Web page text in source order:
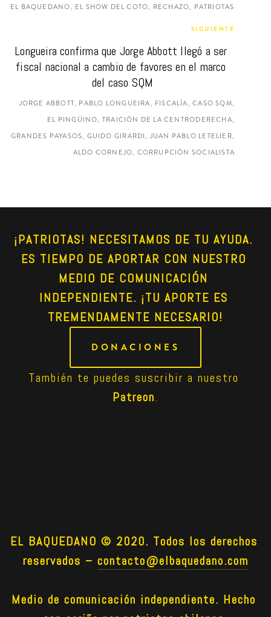
EL BAQUEDANO, EL SHOW DEL COTO, RECHAZO, PATRIOTAS
SIGUIENTE
Longueira confirma que Jorge Abbott llegó a ser
fiscal nacional a cambio de favores en el marco
del caso SQM
JORGE ABBOTT, PABLO LONGUEIRA, FISCALÍA, CASO SQM,
EL PINGÜINO, TRAICIÓN DE LA CENTRODERECHA,
GRANDES PAYASOS, GUIDO GIRARDI, JUAN PABLO LETELIER,
ALDO CORNEJO, CORRUPCIÓN SOCIALISTA
¡PATRIOTAS! NECESITAMOS DE TU AYUDA.
ES TIEMPO DE APORTAR CON NUESTRO
MEDIO DE COMUNICACIÓN
INDEPENDIENTE. ¡TU APORTE ES
TREMENDAMENTE NECESARIO!
DONACIONES
Patreon.
EL BAQUEDANO © 2020. Todos los derechos
reservados – contacto@elbaquedano.com
Medio de comunicación independiente. Hecho